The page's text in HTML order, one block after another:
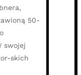
50-
swojej
skich